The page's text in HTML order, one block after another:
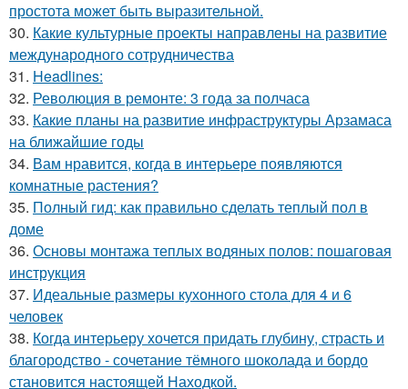
простота может быть выразительной.
30. Какие культурные проекты направлены на развитие
международного сотрудничества
31. Headlines:
32. Революция в ремонте: 3 года за полчаса
33. Какие планы на развитие инфраструктуры Арзамаса
на ближайшие годы
34. Вам нравится, когда в интерьере появляются
комнатные растения?
35. Полный гид: как правильно сделать теплый пол в
доме
36. Основы монтажа теплых водяных полов: пошаговая
инструкция
37. Идеальные размеры кухонного стола для 4 и 6
человек
38. Когда интерьеру хочется придать глубину, страсть и
благородство - сочетание тёмного шоколада и бордо
становится настоящей Находкой.